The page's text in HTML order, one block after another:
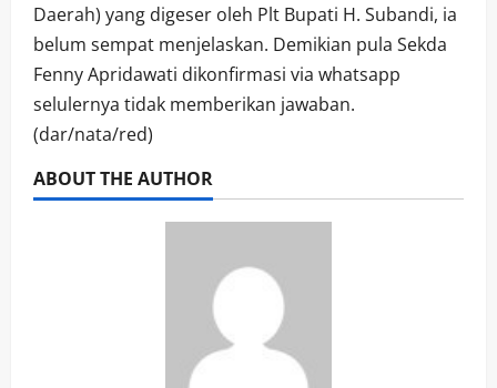
Daerah) yang digeser oleh Plt Bupati H. Subandi, ia
belum sempat menjelaskan. Demikian pula Sekda
Fenny Apridawati dikonfirmasi via whatsapp
selulernya tidak memberikan jawaban.
(dar/nata/red)
ABOUT THE AUTHOR